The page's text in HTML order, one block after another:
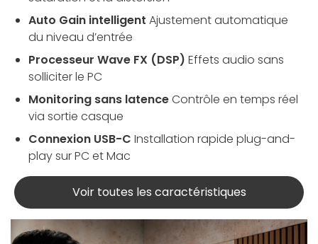
Auto Gain intelligent Ajustement automatique
du niveau d’entrée
Processeur Wave FX (DSP) Effets audio sans
solliciter le PC
Monitoring sans latenceContrôle en temps réel
via sortie casque
Connexion USB-C Installation rapide plug-and-
play sur PC et Mac
Voir toutes les caractéristiques